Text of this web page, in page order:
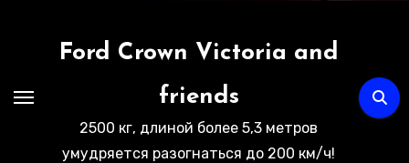
Ford Crown Victoria and
friends
2500 кг, длиной более 5,3 метров
умудряется разогнаться до 200 км/ч!